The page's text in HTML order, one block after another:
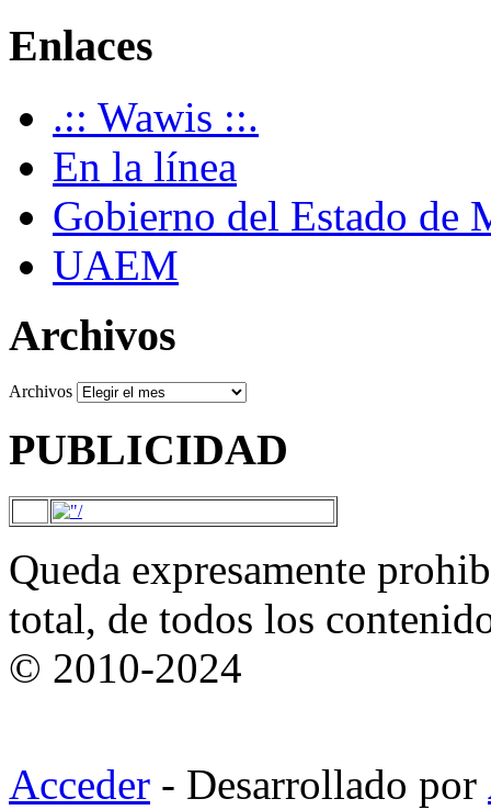
Enlaces
.:: Wawis ::.
En la línea
Gobierno del Estado de
UAEM
Archivos
Archivos
PUBLICIDAD
Queda expresamente
total, de todos los
© 2010-2024
Acceder - Desarrollado por